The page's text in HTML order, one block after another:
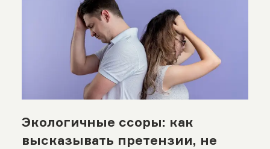
Экологичные ссоры: как
высказывать претензии, не